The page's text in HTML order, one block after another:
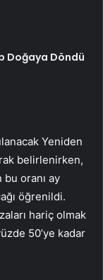
Doğaya Döndü
Yeniden
belirlenirken,
bu oranı ay
öğrenildi.
hariç olmak
50’ye kadar